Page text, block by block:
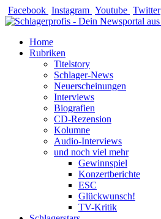
Zum
Inhalt
Facebook Instagram Youtube Twitter
Home
Rubriken
Titelstory
Schlager-News
Neuerscheinungen
Interviews
Biografien
CD-Rezension
Kolumne
Audio-Interviews
und noch viel mehr
Gewinnspiel
Konzertberichte
ESC
Glückwunsch!
TV-Kritik